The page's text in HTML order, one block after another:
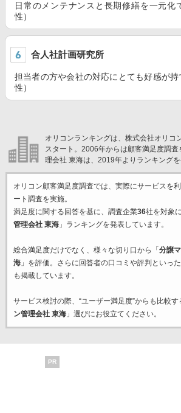
日常のメンテナンスと長期修繕を一元化
性）
合人社計画研究所
担当者の方や会社の対応にとても好感が
性）
オリコンランキングは、株式会社オリコ
スタート。2006年からは顧客満足度調
理会社 東海は、2019年よりランキングを
オリコン顧客満足度調査では、実際にサービスを
ート調査を実施。
満足度に関する回答を基に、調査企業36社を対象
管理会社 東海」ランキングを発表しています。
総合満足度だけでなく、様々な切り口から「 分譲
海」を評価。さらに回答者の口コミや評判といっ
も掲載しています。
サービス検討の際、“ユーザー満足度”からも比較す
ン管理会社 東海」選びにお役立てください。
PR